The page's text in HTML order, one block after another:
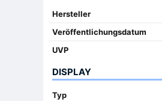
Hersteller
Veröffentlichungsdatum
UVP
DISPLAY
Typ